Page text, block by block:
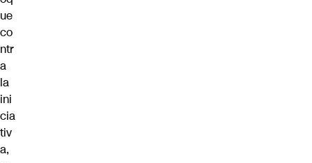
ue
co
ntr
a
la
ini
cia
tiv
a,